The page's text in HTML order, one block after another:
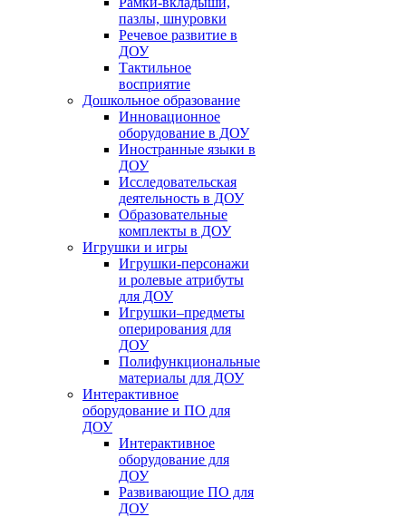
пазлы, шнуровки
Речевое развитие в
ДОУ
Тактильное
восприятие
Дошкольное образование
Инновационное
оборудование в ДОУ
Иностранные языки в
ДОУ
Исследовательская
деятельность в ДОУ
Образовательные
комплекты в ДОУ
Игрушки и игры
Игрушки-персонажи
и ролевые атрибуты
для ДОУ
Игрушки–предметы
оперирования для
ДОУ
Полифункциональные
материалы для ДОУ
Интерактивное
оборудование и ПО для
ДОУ
Интерактивное
оборудование для
ДОУ
Развивающие ПО для
ДОУ